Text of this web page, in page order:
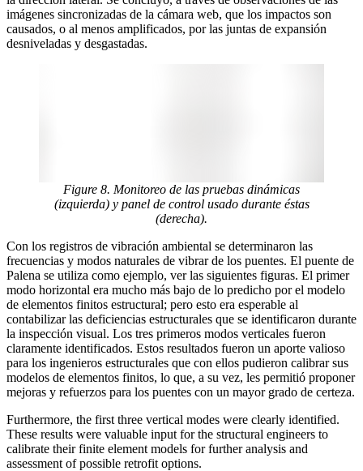
imágenes sincronizadas de la cámara web, que los impactos son
causados, o al menos amplificados, por las juntas de expansión
desniveladas y desgastadas.
Figure 8. Monitoreo de las pruebas dinámicas
(izquierda) y panel de control usado durante éstas
(derecha).
Con los registros de vibración ambiental se determinaron las
frecuencias y modos naturales de vibrar de los puentes. El puente de
Palena se utiliza como ejemplo, ver las siguientes figuras. El primer
modo horizontal era mucho más bajo de lo predicho por el modelo
de elementos finitos estructural; pero esto era esperable al
contabilizar las deficiencias estructurales que se identificaron durante
la inspección visual. Los tres primeros modos verticales fueron
claramente identificados. Estos resultados fueron un aporte valioso
para los ingenieros estructurales que con ellos pudieron calibrar sus
modelos de elementos finitos, lo que, a su vez, les permitió proponer
mejoras y refuerzos para los puentes con un mayor grado de certeza.
Furthermore, the first three vertical modes were clearly identified.
These results were valuable input for the structural engineers to
calibrate their finite element models for further analysis and
assessment of possible retrofit options.